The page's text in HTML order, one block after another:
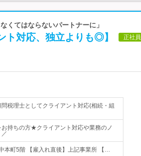
くてはならないパートナーに」
ト対応、独立よりも◎】 正社員
税理士としてクライアント対応(相続・組
持ちの方★クライアント対応や業務のノ
本町5階 【雇入れ直後】上記事業所 【…